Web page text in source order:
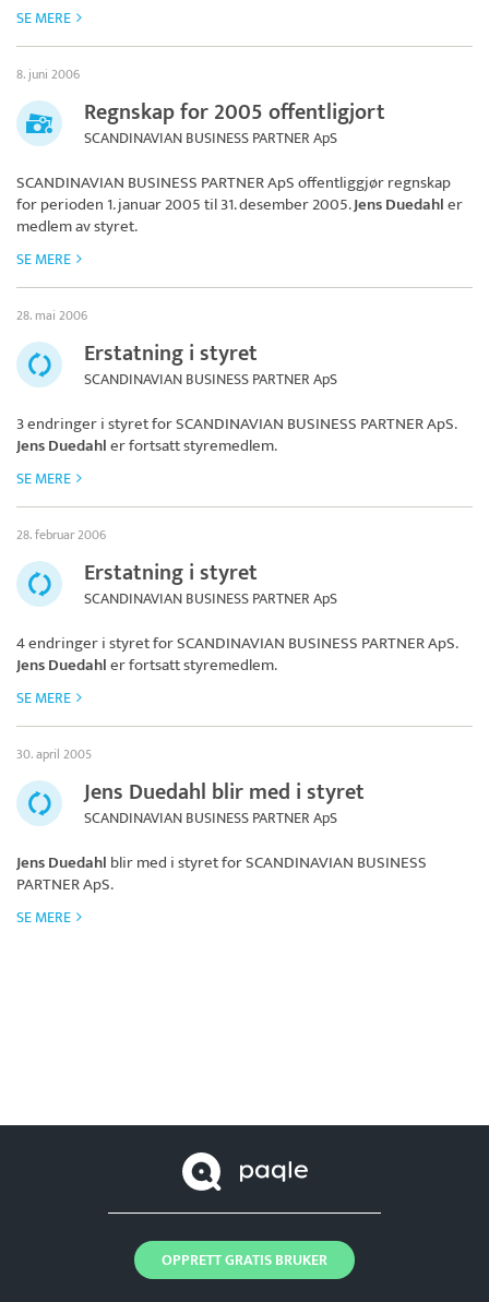
SE MERE
8. juni 2006
Regnskap for 2005 offentligjort
SCANDINAVIAN BUSINESS PARTNER ApS
SCANDINAVIAN BUSINESS PARTNER ApSoffentliggjør regnskap
for perioden 1. januar 2005 til 31. desember 2005.Jens Duedahler
medlem av styret.
SE MERE
28. mai 2006
Erstatning i styret
SCANDINAVIAN BUSINESS PARTNER ApS
3 endringer i styret forSCANDINAVIAN BUSINESS PARTNER ApS.
Jens Duedahler fortsatt styremedlem.
SE MERE
28. februar 2006
Erstatning i styret
SCANDINAVIAN BUSINESS PARTNER ApS
4 endringer i styret forSCANDINAVIAN BUSINESS PARTNER ApS.
Jens Duedahler fortsatt styremedlem.
SE MERE
30. april 2005
Jens Duedahl blir med i styret
SCANDINAVIAN BUSINESS PARTNER ApS
Jens Duedahl blir med i styret forSCANDINAVIAN BUSINESS
PARTNER ApS.
SE MERE
OPPRETT GRATIS BRUKER